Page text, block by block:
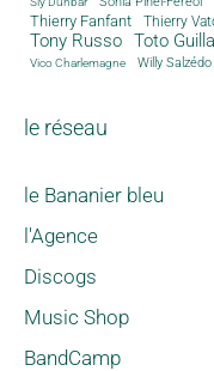
Thierry Fanfant Thierry
Tony Russo Toto
Vico Charlemagne Willy Salzédo
le réseau
le Bananier bleu
l'Agence
Discogs
Music Shop
BandCamp